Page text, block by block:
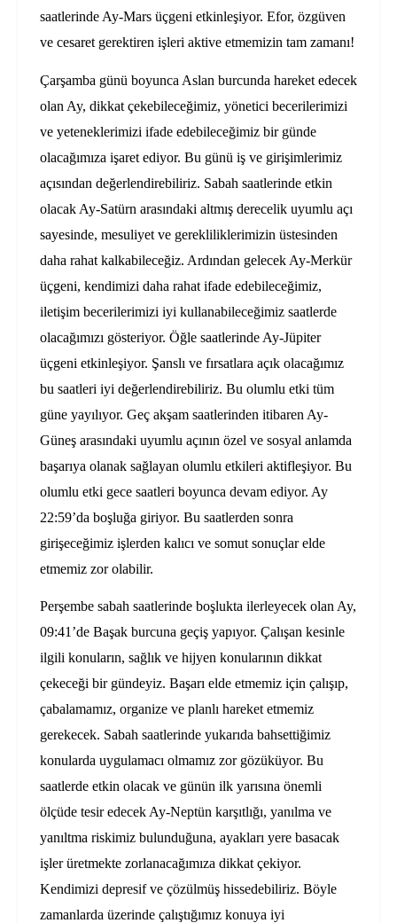
saatlerinde Ay-Mars üçgeni etkinleşiyor. Efor, özgüven
ve cesaret gerektiren işleri aktive etmemizin tam zamanı!
Çarşamba günü boyunca Aslan burcunda hareket edecek
olan Ay, dikkat çekebileceğimiz, yönetici becerilerimizi
ve yeteneklerimizi ifade edebileceğimiz bir günde
olacağımıza işaret ediyor. Bu günü iş ve girişimlerimiz
açısından değerlendirebiliriz. Sabah saatlerinde etkin
olacak Ay-Satürn arasındaki altmış derecelik uyumlu açı
sayesinde, mesuliyet ve gerekliliklerimizin üstesinden
daha rahat kalkabileceğiz. Ardından gelecek Ay-Merkür
üçgeni, kendimizi daha rahat ifade edebileceğimiz,
iletişim becerilerimizi iyi kullanabileceğimiz saatlerde
olacağımızı gösteriyor. Öğle saatlerinde Ay-Jüpiter
üçgeni etkinleşiyor. Şanslı ve fırsatlara açık olacağımız
bu saatleri iyi değerlendirebiliriz. Bu olumlu etki tüm
güne yayılıyor. Geç akşam saatlerinden itibaren Ay-
Güneş arasındaki uyumlu açının özel ve sosyal anlamda
başarıya olanak sağlayan olumlu etkileri aktifleşiyor. Bu
olumlu etki gece saatleri boyunca devam ediyor. Ay
22:59’da boşluğa giriyor. Bu saatlerden sonra
girişeceğimiz işlerden kalıcı ve somut sonuçlar elde
etmemiz zor olabilir.
Perşembe sabah saatlerinde boşlukta ilerleyecek olan Ay,
09:41’de Başak burcuna geçiş yapıyor. Çalışan kesinle
ilgili konuların, sağlık ve hijyen konularının dikkat
çekeceği bir gündeyiz. Başarı elde etmemiz için çalışıp,
çabalamamız, organize ve planlı hareket etmemiz
gerekecek. Sabah saatlerinde yukarıda bahsettiğimiz
konularda uygulamacı olmamız zor gözüküyor. Bu
saatlerde etkin olacak ve günün ilk yarısına önemli
ölçüde tesir edecek Ay-Neptün karşıtlığı, yanılma ve
yanıltma riskimiz bulunduğuna, ayakları yere basacak
işler üretmekte zorlanacağımıza dikkat çekiyor.
Kendimizi depresif ve çözülmüş hissedebiliriz. Böyle
zamanlarda üzerinde çalıştığımız konuya iyi